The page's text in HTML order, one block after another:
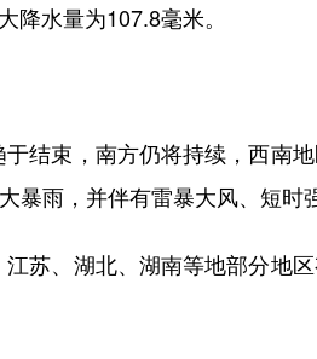
水量为107.8毫米。
束，南方仍将持续，西南地
雨，并伴有雷暴大风、短时
、湖北、湖南等地部分地